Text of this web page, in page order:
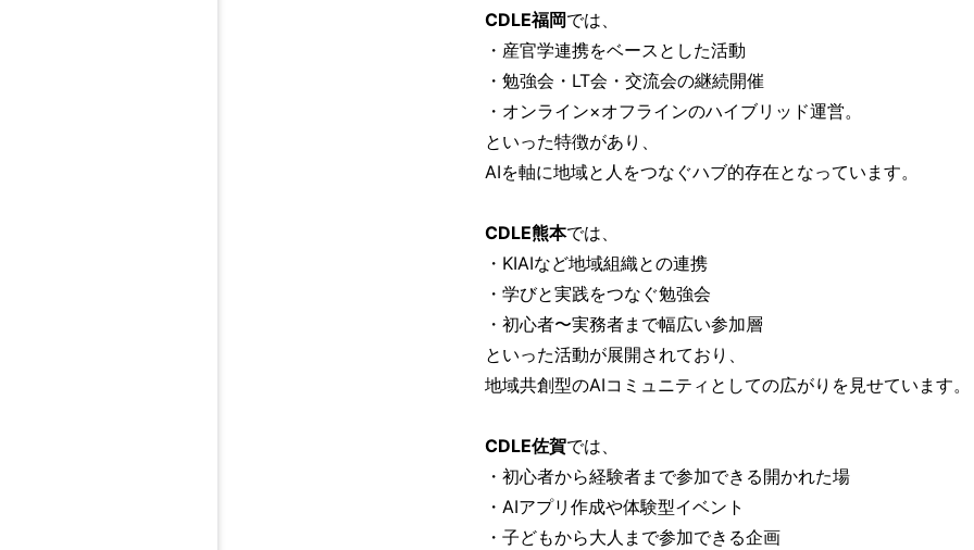
CDLE福岡では、
・産官学連携をベースとした活動
・勉強会・LT会・交流会の継続開催
・オンライン×オフラインのハイブリッド運営。
といった特徴があり、
AIを軸に地域と人をつなぐハブ的存在となっています。
CDLE熊本では、
・KIAIなど地域組織との連携
・学びと実践をつなぐ勉強会
・初心者〜実務者まで幅広い参加層
といった活動が展開されており、
地域共創型のAIコミュニティとしての広がりを見せています。
CDLE佐賀では、
・初心者から経験者まで参加できる開かれた場
・AIアプリ作成や体験型イベント
・子どもから大人まで参加できる企画